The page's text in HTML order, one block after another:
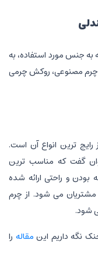
جنس مورد استفاده، به
مصنوعی، روکش چرمی
ترین انواع آن است.
گفت که مناسب ترین
بودن و راحتی ارائه شده
مشتریان می شود. از چرم
شود.
نگه داریم این مقاله را